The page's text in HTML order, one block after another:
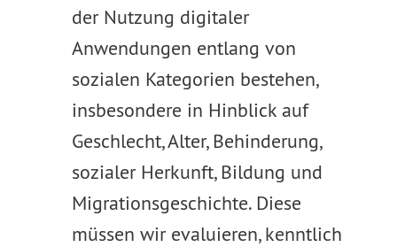
der Nutzung digitaler
Anwendungen entlang von
sozialen Kategorien bestehen,
insbesondere in Hinblick auf
Geschlecht, Alter, Behinderung,
sozialer Herkunft, Bildung und
Migrationsgeschichte. Diese
müssen wir evaluieren, kenntlich